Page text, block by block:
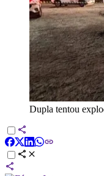
Dupla tentou